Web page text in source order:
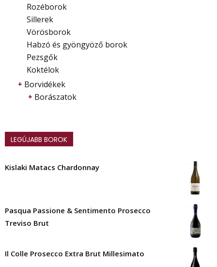
Rozéborok
Sillerek
Vörösborok
Habzó és gyöngyöző borok
Pezsgők
Koktélok
Borvidékek
Borászatok
LEGÚJABB BOROK
Kislaki Matacs Chardonnay
Pasqua Passione & Sentimento Prosecco
Treviso Brut
Il Colle Prosecco Extra Brut Millesimato